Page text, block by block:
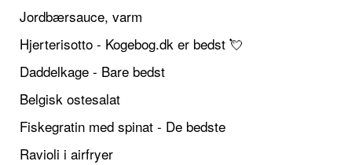
Jordbærsauce, varm
Hjerterisotto - Kogebog.dk er bedst 💘
Daddelkage - Bare bedst
Belgisk ostesalat
Fiskegratin med spinat - De bedste
Ravioli i airfryer